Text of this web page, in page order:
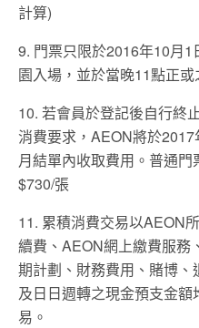
計算)
9. 門票只限於2016年10月
園入場，並於當晚11點正或
10. 若會員於登記後自行終
消費要求，AEON將於
月結單內收取費用。普通
$730/張
11. 累積消費交易以AEON
續費、AEON網上繳費服務
期計劃、財務費用、賭博、
及日日週轉之現金預支金
易。